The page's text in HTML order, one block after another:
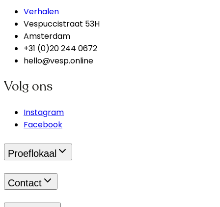
Verhalen
Vespuccistraat 53H
Amsterdam
+31 (0)20 244 0672
hello@vesp.online
Volg ons
Instagram
Facebook
Proeflokaal
Contact